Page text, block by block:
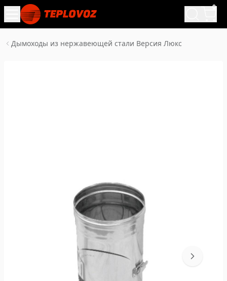
0
Дымоходы из нержавеющей стали Версия Люкс